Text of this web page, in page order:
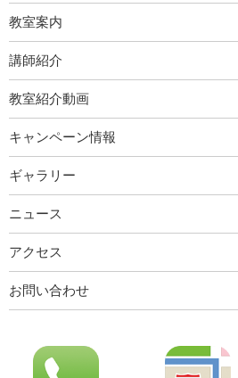
教室案内
講師紹介
教室紹介動画
キャンペーン情報
ギャラリー
ニュース
アクセス
お問い合わせ